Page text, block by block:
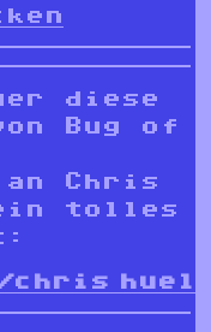
diese
Bug of
an Chris
ein tolles